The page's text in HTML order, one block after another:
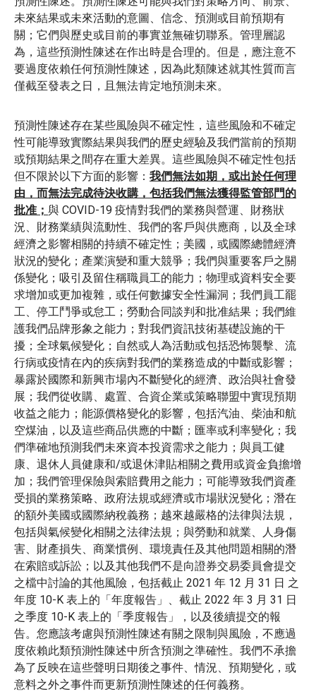
未來結果或未來活動的意圖、信念、預測或目前預期有
關；它們與歷史或目前的事實並無確切聯系。管理層認
為，這些預測性陳述在作出時是合理的。但是，應注意不
要過度依賴任何預測性陳述，因為此類陳述就其性質而言
僅截至發表之日，且無法肯定地預測未來。
預測性陳述存在某些風險與不確定性，這些風險和不確定
性可能導致實際結果與我們的歷史經驗及我們當前的預期
或預期結果之間存在重大差異。這些風險與不確定性包括
但不限於以下方面的影響： 我們無法如期，或出於任何理
由，而無法完成待決收購，包括我們無法獲得監管部門的
批准； 與 COVID-19 疫情對我們的業務與營運、財務狀
況、財務業績與流動性、我們的客戶與供應商，以及全球
經濟之影響相關的持續不確定性；美國，或國際總體經濟
狀況的變化；產業演變和重大競爭；我們與重要客戶之關
係變化；吸引及留住稱職員工的能力；物理或資料安全要
求增加或更加複雜，或任何數據安全性漏洞；我們員工罷
工、停工鬥爭或怠工；勞動合同談判和批准結果；我們維
護我們品牌形象之能力；對我們資訊技術基礎設施的干
擾；全球氣候變化；自然或人為活動或包括恐怖襲擊、流
行病或疫情在內的疾病對我們的業務造成的中斷或影響；
暴露於國際和新興市場內不斷變化的經濟、政治與社會發
展；我們從收購、處置、合資企業或策略聯盟中實現預期
收益之能力；能源價格變化的影響，包括汽油、柴油和航
空煤油，以及這些商品供應的中斷；匯率或利率變化；我
們準確地預測我們未來資本投資需求之能力；與員工健
康、退休人員健康和/或退休津貼相關之費用或資金負擔增
加；我們管理保險與索賠費用之能力；可能導致我們資產
受損的業務策略、政府法規或經濟或市場狀況變化；潛在
的額外美國或國際納稅義務；越來越嚴格的法律與法規，
包括與氣候變化相關之法律法規；與勞動和就業、人身傷
害、財產損失、商業慣例、環境責任及其他問題相關的潛
在索賠或訴訟；以及其他我們不是向證券交易委員會提交
之檔中討論的其他風險，包括截止 2021 年 12 月 31 日 之
年度 10-K 表上的「年度報告」、截止 2022 年 3 月 31 日
之季度 10-K 表上的「季度報告」，以及後續提交的報
告。您應該考慮與預測性陳述有關之限制與風險，不應過
度依賴此類預測性陳述中所含預測之準確性。我們不承擔
為了反映在這些聲明日期後之事件、情況、預期變化，或
意料之外之事件而更新預測性陳述的任何義務。